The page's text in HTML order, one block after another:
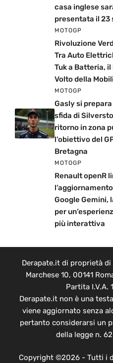
casa inglese
presentata il 23
MOTOGP
Rivoluzione
Tra Auto
Tuk a Batteria, il
Volto della
MOTOGP
Gasly si
sfida di
ritorno in zona
l’obiettivo del
Bretagna
MOTOGP
Renault openR
Google Gemini,
per
più interattiva
Derapate.it di proprietà di
Marchese 10, 00141
Partita I.V.A.
Derapate.it non è una
viene aggiornato senza
pertanto considerarsi un
della legge n.
Copyright ©2026 - Tutti i